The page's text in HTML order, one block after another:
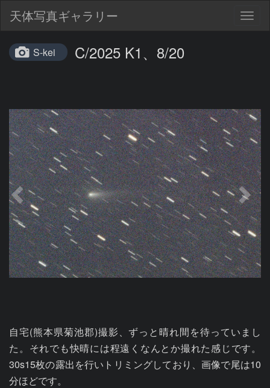
天体写真ギャラリー
S-kei C/2025 K1、8/20
自宅(熊本県菊池郡)撮影、ずっと晴れ間を待っていまし
た。それでも快晴には程遠くなんとか撮れた感じです。
30s15枚の露出を行いトリミングしており、画像で尾は10
分ほどです。